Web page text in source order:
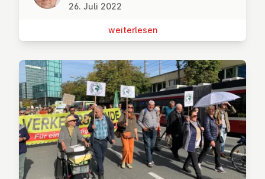
26. Juli 2022
wei­ter­le­sen